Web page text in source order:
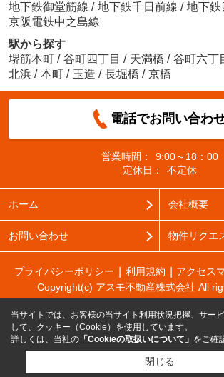
地下鉄御堂筋線 / 地下鉄千日前線 / 地下鉄
京阪電鉄中之島線
駅から探す
堺筋本町 / 谷町四丁目 / 天満橋 / 谷町六丁
北浜 / 本町 / 玉造 / 長堀橋 / 京橋
電話でお問い合わ
営業時間：
9:00～18：00
定休日：
不定休
ホーム 会社概要
お問い合わせ 物件リクエ
プライバシーポリシー 利用規約 アクセス
Copyright(c) アスモ不動産株式会社 All
当サイトでは、お客様の当サイト利用状況把握、サー
して、クッキー（Cookie）を使用しています。
詳しくは、当社の 「Cookieの取扱いについて」 をご確
閉じる